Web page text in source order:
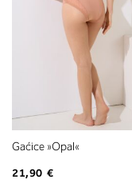
Gaćice »Opal«
21,90 €